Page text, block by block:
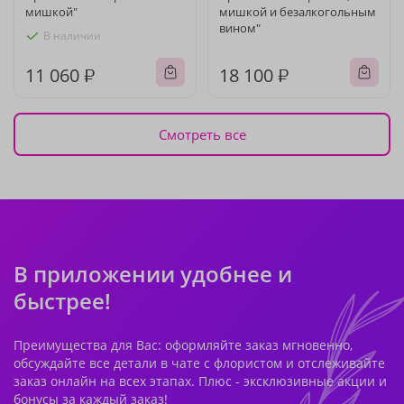
мишкой"
В наличии
11 060 ₽
мишкой и безалкогольным
вином"
18 100 ₽
Смотреть все
В приложении удобнее и
быстрее!
Преимущества для Вас: оформляйте заказ мгновенно,
обсуждайте все детали в чате с флористом и отслеживайте
заказ онлайн на всех этапах. Плюс - эксклюзивные акции и
бонусы за каждый заказ!